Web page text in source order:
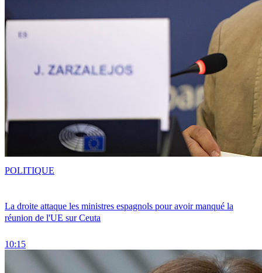
La droite attaque les ministres espagnols pour avoir manqué la
réunion de l'UE sur Ceuta
10:15
POLITIQUE